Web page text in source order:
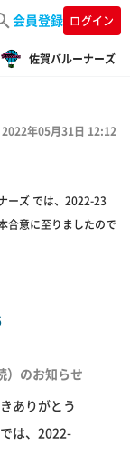
会員登録 ログイン
佐賀バルーナーズ
2022年05月31日 12:12
ーズ では、2022-23
合意に至りましたので
）のお知らせ
ありがとう
は、2022-